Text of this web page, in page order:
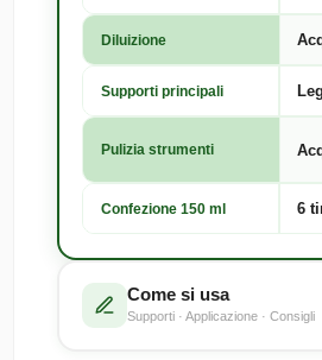
Diluizione
Supporti principali
Pulizia strumenti
Confezione 150 ml 6
Come si usa
Supporti · Applicazione · Consigli